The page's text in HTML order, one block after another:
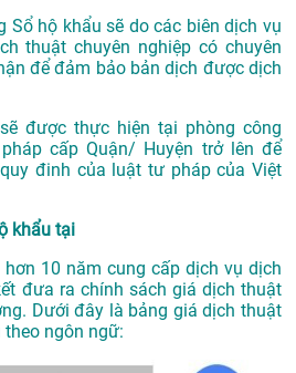
Sổ hộ khẩu sẽ do các biên dịch vụ
thuật chuyên nghiệp có chuyên
để đảm bảo bản dịch được dịch
được thực hiện tại phòng công
cấp Quận/ Huyện trở lên để
đinh của luật tư pháp của Việt
khẩu tại
10 năm cung cấp dịch vụ dịch
đưa ra chính sách giá dịch thuật
Dưới đây là bảng giá dịch thuật
ngôn ngữ: